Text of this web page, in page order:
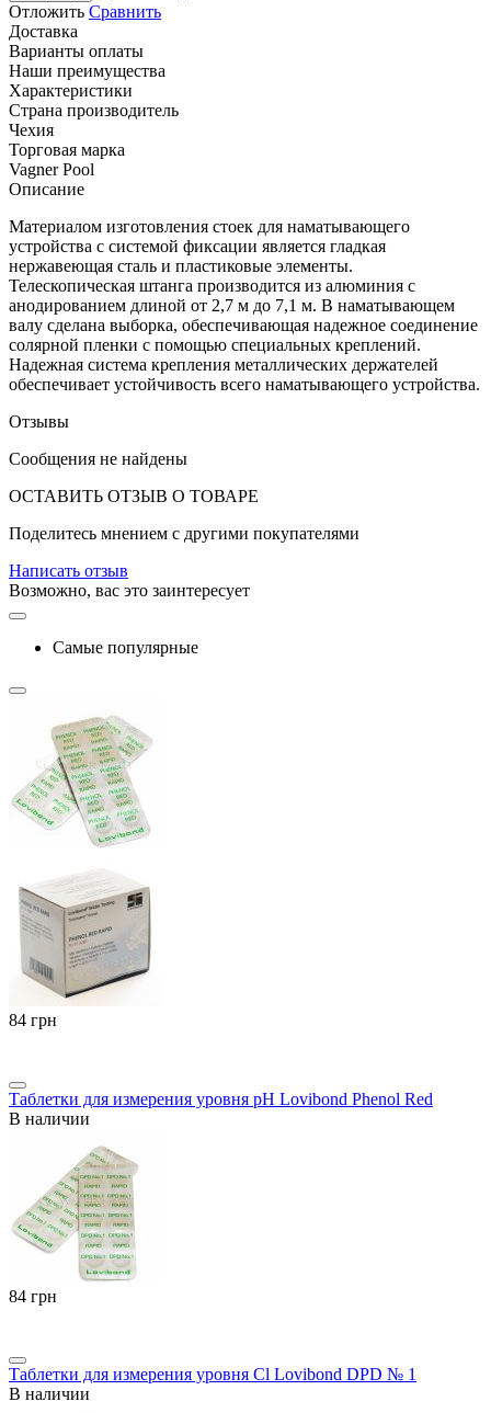
Отложить Сравнить
Доставка
Варианты оплаты
Наши преимущества
Характеристики
Страна производитель
Чехия
Торговая марка
Vagner Pool
Описание
Материалом изготовления стоек для наматывающего
устройства с системой фиксации является гладкая
нержавеющая сталь и пластиковые элементы.
Телескопическая штанга производится из алюминия с
анодированием длиной от 2,7 м до 7,1 м. В наматывающем
валу сделана выборка, обеспечивающая надежное соединение
солярной пленки с помощью специальных креплений.
Надежная система крепления металлических держателей
обеспечивает устойчивость всего наматывающего устройства.
Отзывы
Сообщения не найдены
ОСТАВИТЬ ОТЗЫВ О ТОВАРЕ
Поделитесь мнением с другими покупателями
Написать отзыв
Возможно, вас это заинтересует
Самые популярные
‍84‍ грн
Таблетки для измерения уровня pH Lovibond Phenol Red
В наличии
‍84‍ грн
Таблетки для измерения уровня Cl Lovibond DPD № 1
В наличии